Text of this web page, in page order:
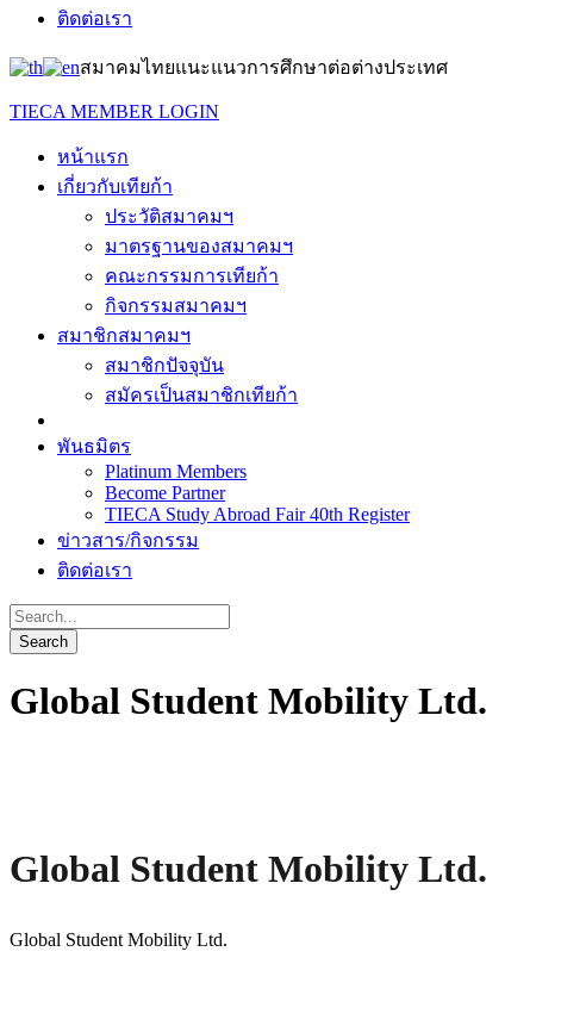
ติดต่อเรา
สมาคมไทยแนะแนวการศึกษาต่อต่างประเทศ
TIECA MEMBER LOGIN
หน้าแรก
เกี่ยวกับเทียก้า
ประวัติสมาคมฯ
มาตรฐานของสมาคมฯ
คณะกรรมการเทียก้า
กิจกรรมสมาคมฯ
สมาชิกสมาคมฯ
สมาชิกปัจจุบัน
สมัครเป็นสมาชิกเทียก้า
พันธมิตร
Platinum Members
Become Partner
TIECA Study Abroad Fair 40th Register
ข่าวสาร/กิจกรรม
ติดต่อเรา
Global Student Mobility Ltd.
Global Student Mobility Ltd.
Global Student Mobility Ltd.